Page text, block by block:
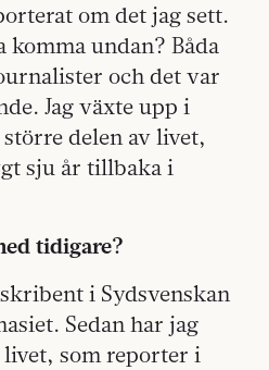
om det jag sett.
undan? Båda
och det var
Jag växte upp i
delen av livet,
sju år tillbaka i
tidigare?
i Sydsvenskan
Sedan har jag
som reporter i